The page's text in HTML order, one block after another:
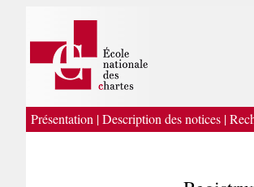
Présentation |Description des notices |